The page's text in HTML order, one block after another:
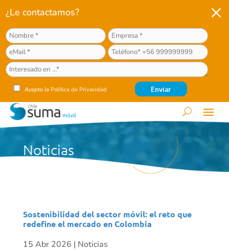
¿Le contactamos?
Acepto la Política de Privacidad
M
Noticias
Sostenibilidad del sector móvil: el reto que
redefine el mercado en Colombia
15 Abr 2026 | Noticias